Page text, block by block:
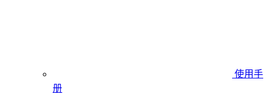
使用手
册